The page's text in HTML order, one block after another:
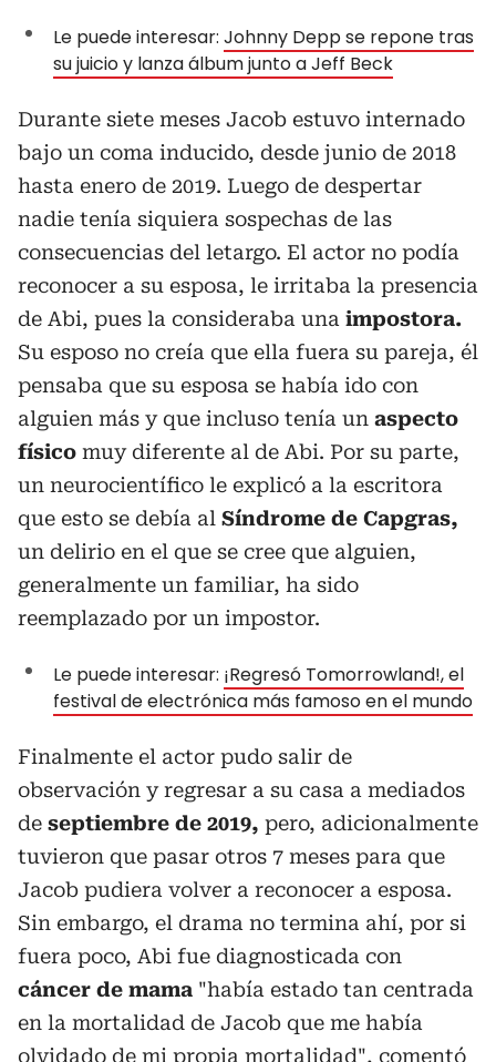
Le puede interesar: Johnny Depp se repone tras
su juicio y lanza álbum junto a Jeff Beck
Durante siete meses Jacob estuvo internado
bajo un coma inducido, desde junio de 2018
hasta enero de 2019. Luego de despertar
nadie tenía siquiera sospechas de las
consecuencias del letargo. El actor no podía
reconocer a su esposa, le irritaba la presencia
de Abi, pues la consideraba una impostora.
Su esposo no creía que ella fuera su pareja, él
pensaba que su esposa se había ido con
alguien más y que incluso tenía un aspecto
físico muy diferente al de Abi. Por su parte,
un neurocientífico le explicó a la escritora
que esto se debía al Síndrome de Capgras,
un delirio en el que se cree que alguien,
generalmente un familiar, ha sido
reemplazado por un impostor.
Le puede interesar: ¡Regresó Tomorrowland!, el
festival de electrónica más famoso en el mundo
Finalmente el actor pudo salir de
observación y regresar a su casa a mediados
de septiembre de 2019, pero, adicionalmente
tuvieron que pasar otros 7 meses para que
Jacob pudiera volver a reconocer a esposa.
Sin embargo, el drama no termina ahí, por si
fuera poco, Abi fue diagnosticada con
cáncer de mama "había estado tan centrada
en la mortalidad de Jacob que me había
olvidado de mi propia mortalidad", comentó